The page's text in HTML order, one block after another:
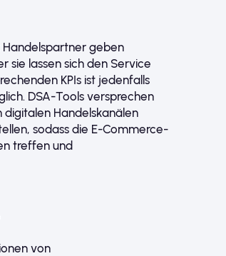
geben
sie lassen sich den Service
KPIs ist jedenfalls
DSA-Tools versprechen
digitalen Handelskanälen
sodass die E-Commerce-
treffen und
von